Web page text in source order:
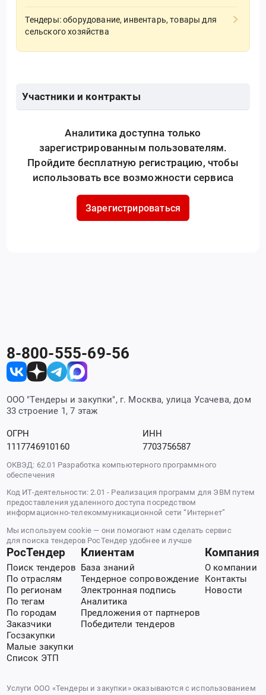
Тендеры: оборудование, инвентарь, товары для
сельского хозяйства
Участники и контракты
Аналитика доступна только
зарегистрированным пользователям.
Пройдите бесплатную регистрацию, чтобы
использовать все возможности сервиса
Зарегистрироваться
8-800-555-69-56
ООО "Тендеры и закупки", г. Москва, улица Усачева, дом
33 строение 1, 7 этаж
ОГРН
1117746910160
ИНН
7703756587
ОКВЭД: 62.01 Разработка компьютерного программного
обеспечения
Код ИТ-деятельности: 2.01 - Реализация программ для ЭВМ путем
предоставления удаленного доступа посредством
информационно-телекоммуникационной сети “Интернет”
Мы используем cookie — они помогают нам сделать сервис
для поиска тендеров РосТендер удобнее и лучше
РосТендер
Поиск тендеров
По отраслям
По регионам
По тегам
По городам
Заказчики
Госзакупки
Малые закупки
Список ЭТП
Клиентам
База знаний
Тендерное сопровождение
Электронная подпись
Аналитика
Предложения от партнеров
Победители тендеров
Компания
О компании
Контакты
Новости
Услуги ООО «Тендеры и закупки» оказываются с использованием